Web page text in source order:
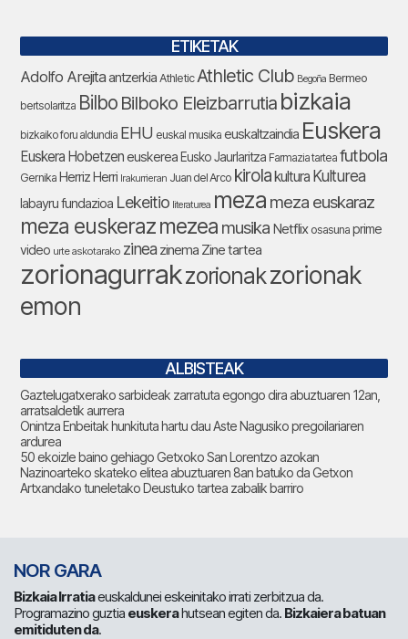
ETIKETAK
Adolfo Arejitaantzerkia Athletic Athletic Club Begoña Bermeo
bertsolaritza Bilbo Bilboko Eleizbarrutia bizkaia
bizkaiko foru aldundia EHU euskal musika euskaltzaindia Euskera
Euskera Hobetzeneuskerea Eusko Jaurlaritza Farmazia tartea futbola
Gernika Herriz Herri Irakurrieran Juan del Arco kirolakultura Kulturea
labayru fundazioa Lekeitio literaturea meza meza euskaraz
meza euskerazmezea musika Netflix osasuna prime
video urte askotarako zinea zinema Zine tartea
zorionagurrakzorionakzorionak
emon
ALBISTEAK
Gaztelugatxerako sarbideak zarratuta egongo dira abuztuaren 12an,
arratsaldetik aurrera
Onintza Enbeitak hunkituta hartu dau Aste Nagusiko pregoilariaren
ardurea
50 ekoizle baino gehiago Getxoko San Lorentzo azokan
Nazinoarteko skateko elitea abuztuaren 8an batuko da Getxon
Artxandako tuneletako Deustuko tartea zabalik barriro
NOR GARA
Bizkaia Irratiaeuskaldunei eskeinitako irrati zerbitzua da.
Programazino guztia euskerahutsean egiten da. Bizkaiera batuan
emitiduten da.